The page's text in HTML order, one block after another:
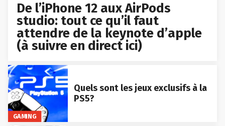
De l’iPhone 12 aux AirPods
studio: tout ce qu’il faut
attendre de la keynote d’apple
(à suivre en direct ici)
GAMING
Quels sont les jeux exclusifs à la
PS5?